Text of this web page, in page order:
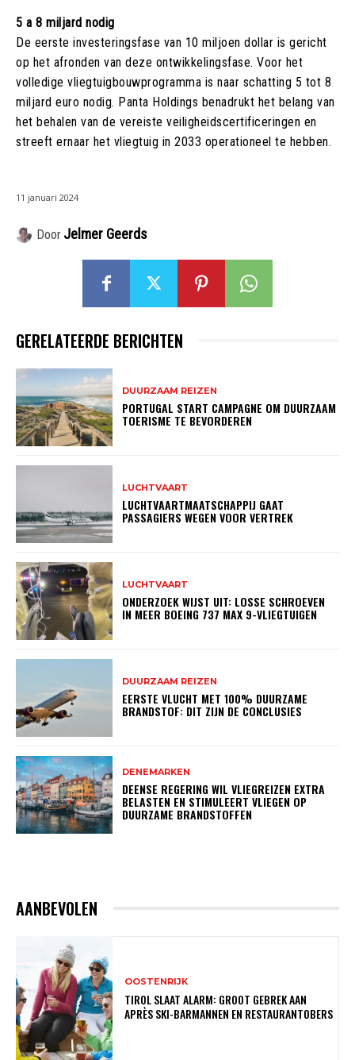
5 a 8 miljard nodig
De eerste investeringsfase van 10 miljoen dollar is gericht
op het afronden van deze ontwikkelingsfase. Voor het
volledige vliegtuigbouwprogramma is naar schatting 5 tot 8
miljard euro nodig. Panta Holdings benadrukt het belang van
het behalen van de vereiste veiligheidscertificeringen en
streeft ernaar het vliegtuig in 2033 operationeel te hebben.
11 januari 2024
Door Jelmer Geerds
GERELATEERDE BERICHTEN
DUURZAAM REIZEN
PORTUGAL START CAMPAGNE OM DUURZAAM
TOERISME TE BEVORDEREN
LUCHTVAART
LUCHTVAARTMAATSCHAPPIJ GAAT
PASSAGIERS WEGEN VOOR VERTREK
LUCHTVAART
ONDERZOEK WIJST UIT: LOSSE SCHROEVEN
IN MEER BOEING 737 MAX 9-VLIEGTUIGEN
DUURZAAM REIZEN
EERSTE VLUCHT MET 100% DUURZAME
BRANDSTOF: DIT ZIJN DE CONCLUSIES
DENEMARKEN
DEENSE REGERING WIL VLIEGREIZEN EXTRA
BELASTEN EN STIMULEERT VLIEGEN OP
DUURZAME BRANDSTOFFEN
AANBEVOLEN
OOSTENRIJK
TIROL SLAAT ALARM: GROOT GEBREK AAN
APRÈS SKI-BARMANNEN EN RESTAURANTOBERS